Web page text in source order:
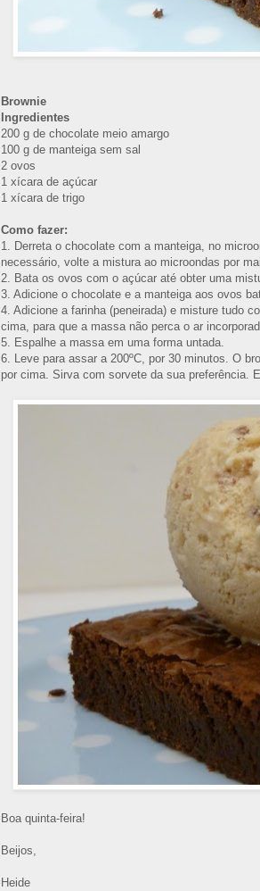
Brownie
Ingredientes
200 g de chocolate meio amargo
100 g de manteiga sem sal
2 ovos
1 xícara de açúcar
1 xícara de trigo
Como fazer:
1. Derreta o chocolate com a manteiga, no
necessário, volte a mistura ao microondas por
2. Bata os ovos com o açúcar até obter uma
3. Adicione o chocolate e a manteiga aos ovos
4. Adicione a farinha (peneirada) e misture tudo
cima, para que a massa não perca o ar
5. Espalhe a massa em uma forma untada.
6. Leve para assar a 200ºC, por 30 minutos. O
por cima. Sirva com sorvete da sua preferência.
Boa quinta-feira!
Beijos,
Heide